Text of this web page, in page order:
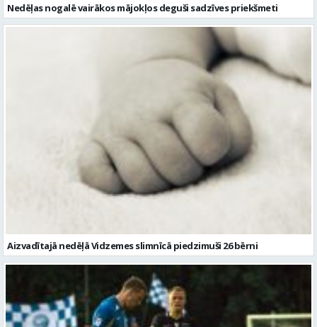
Nedēļas nogalē vairākos mājokļos deguši sadzīves priekšmeti
Aizvadītajā nedēļā Vidzemes slimnīcā piedzimuši 26 bērni